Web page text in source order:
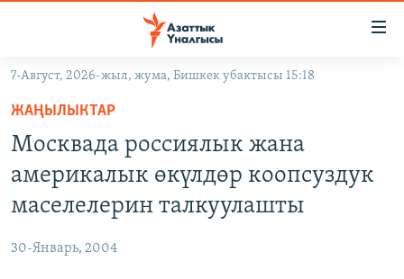
Навигацияга
өтүңүз
Издөөгө
салыңыз
МАДАНИЯТ
УКРАИНА
ТВ ПРОГРАММАЛАР
7-Август, 2026-жыл, жума, Бишкек убактысы 15:18
ЖАҢЫЛЫКТАР
Москвада россиялык жана
америкалык өкүлдөр коопсуздук
маселелерин талкуулашты
30-Январь, 2004